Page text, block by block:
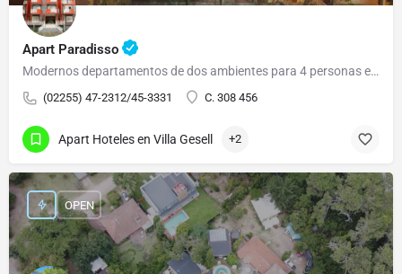
Apart Paradisso
Modernos departamentos de dos ambientes para 4 personas equipados con: Cocina, horno y 4…
(02255) 47-2312/45-3331 C. 308 456
Apart Hoteles en Villa Gesell +2
OPEN